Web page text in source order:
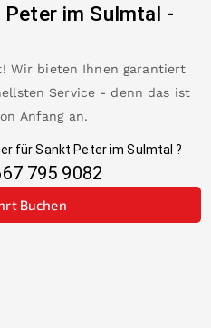
Peter im Sulmtal -
Wir bieten Ihnen garantiert
Service - denn das ist
Anfang an.
für Sankt Peter im Sulmtal ?
795 9082
Buchen